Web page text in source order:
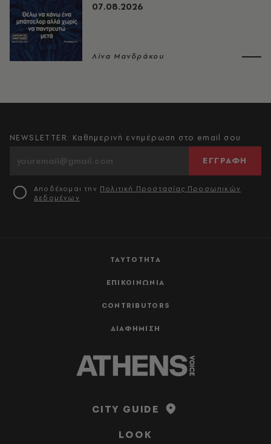
07.08.2026
Λίνα Μανδράκου
ΤΑΥΤΟΤΗΤΑ
ΕΠΙΚΟΙΝΩΝΙΑ
CONTRIBUTORS
ΔΙΑΦΗΜΙΣΗ
NEWSLETTER: Καθημερινή ενημέρωση στο email σου
ΕΓΓΡΑΦΗ
Αποδέχομαι την Πολιτική Προστασίας Προσωπικών
Δεδομένων
CITY GUIDE
LOOK